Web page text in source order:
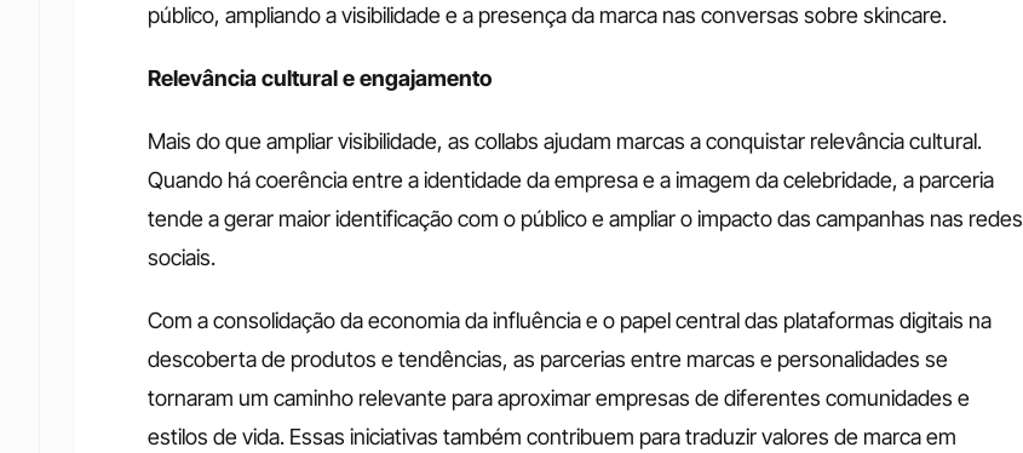
público, ampliando a visibilidade e a presença da marca nas conversas sobre skincare.
Relevância cultural e engajamento
Mais do que ampliar visibilidade, as collabs ajudam marcas a conquistar relevância cultural.
Quando há coerência entre a identidade da empresa e a imagem da celebridade, a parceria
tende a gerar maior identificação com o público e ampliar o impacto das campanhas nas redes
sociais.
Com a consolidação da economia da influência e o papel central das plataformas digitais na
descoberta de produtos e tendências, as parcerias entre marcas e personalidades se
tornaram um caminho relevante para aproximar empresas de diferentes comunidades e
estilos de vida. Essas iniciativas também contribuem para traduzir valores de marca em